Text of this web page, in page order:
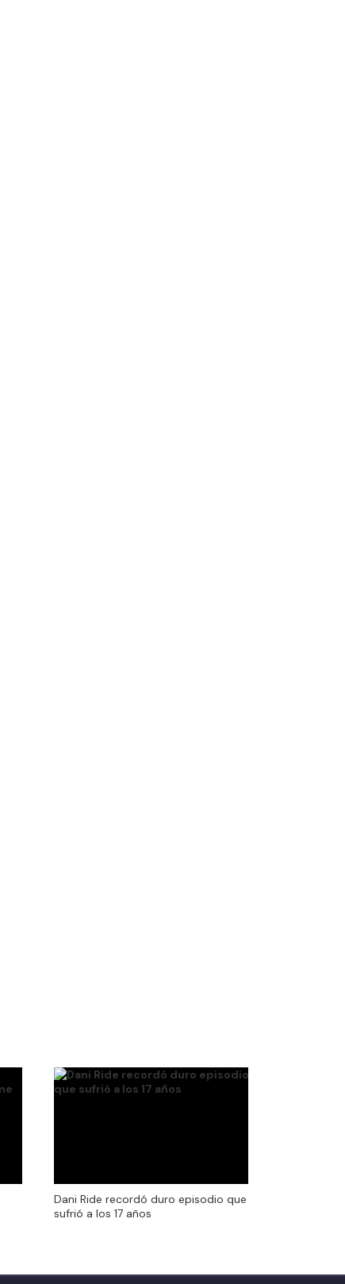
Dani Ride recordó duro episodio que
sufrió a los 17 años